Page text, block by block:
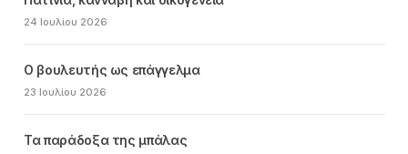
24 Ιουλίου 2026
Ο βουλευτής ως επάγγελμα
23 Ιουλίου 2026
Τα παράδοξα της μπάλας